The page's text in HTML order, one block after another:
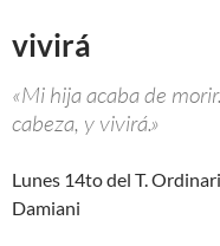
vivirá
«Mi hija acaba de
cabeza, y vivirá.»
Lunes 14to del T.
Damiani